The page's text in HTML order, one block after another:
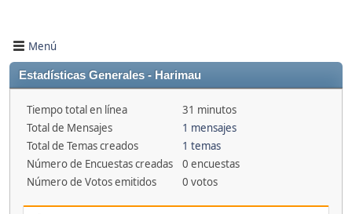
Menú
Estadísticas Generales - Harimau
Tiempo total en línea
31 minutos
Total de Mensajes
1 mensajes
Total de Temas creados
1 temas
Número de Encuestas creadas
0 encuestas
Número de Votos emitidos
0 votos